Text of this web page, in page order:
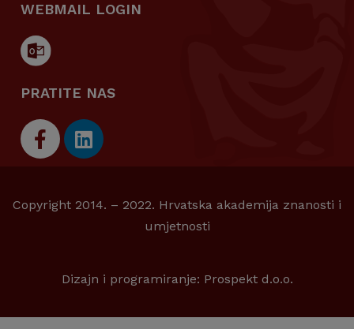
WEBMAIL LOGIN
PRATITE NAS
Copyright 2014. – 2022. Hrvatska akademija znanosti i
umjetnosti
Dizajn i programiranje: Prospekt d.o.o.